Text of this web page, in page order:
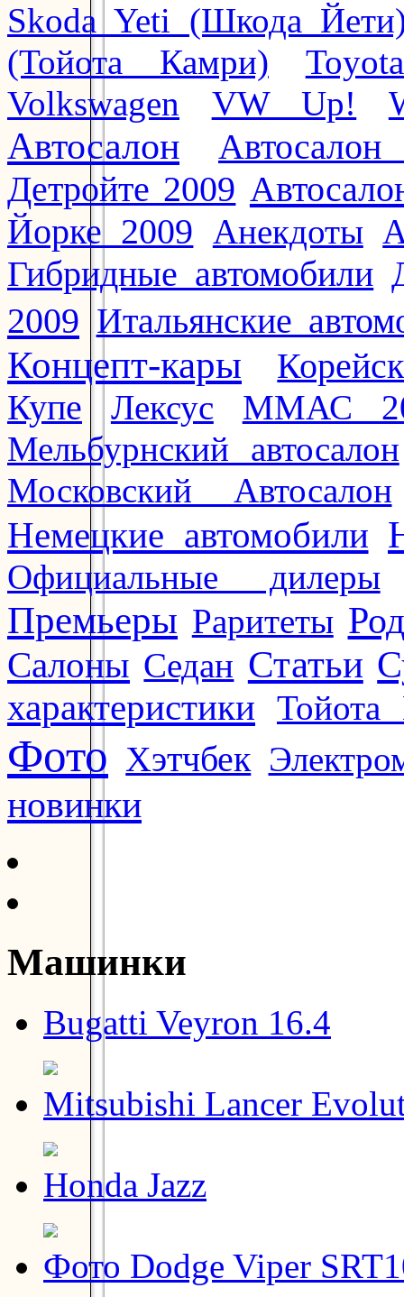
Skoda Yeti (Шкода
(Тойота Камри)
Volkswagen VW Up!
Автосалон
Детройте 2009
Йорке 2009 Анекдоты
Гибридные автомобили
2009 Итальянские
Концепт-кары
Купе
Лексус ММАС
Мельбурнский автосалон
Московский Автосалон
Немецкие автомобили
Официальные дилеры
Премьеры Раритеты
Салоны Седан Статьи
характеристики Тойота
Фото Хэтчбек
новинки
Машинки
Bugatti Veyron 16.4
Mitsubishi Lancer
Honda Jazz
Фото Dodge Viper